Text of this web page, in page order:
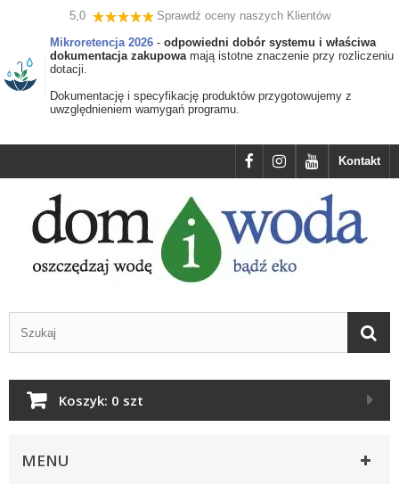
5,0
Sprawdź oceny naszych Klientów
Mikroretencja 2026 - odpowiedni dobór systemu i właściwa
dokumentacja zakupowamają istotne znaczenie przy rozliczeniu
dotacji.
Dokumentację i specyfikację produktów przygotowujemy z
uwzględnieniem wamygań programu.
Kontakt
Koszyk: 0 szt
MENU